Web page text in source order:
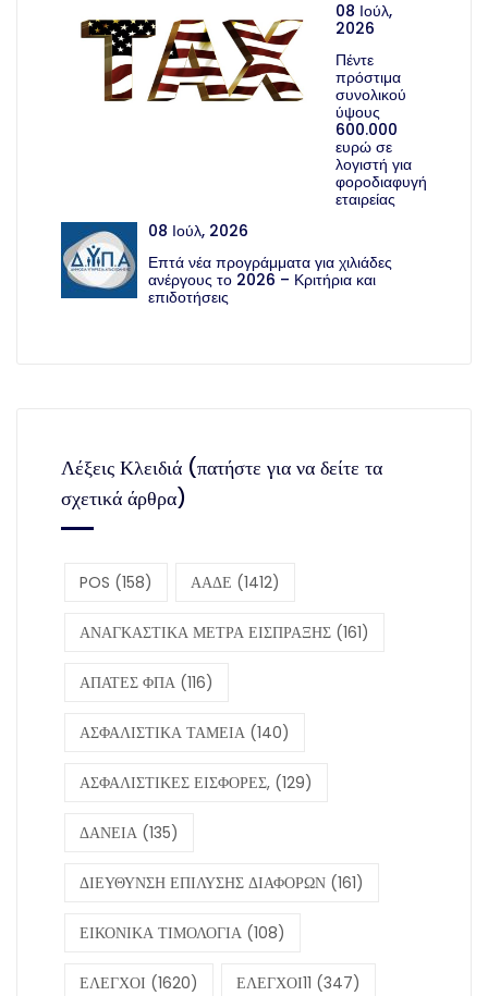
08 Ιούλ,
2026
Πέντε
πρόστιμα
συνολικού
ύψους
600.000
ευρώ σε
λογιστή για
φοροδιαφυγή
εταιρείας
08 Ιούλ, 2026
Επτά νέα προγράμματα για χιλιάδες
ανέργους το 2026 – Κριτήρια και
επιδοτήσεις
Λέξεις Κλειδιά (πατήστε για να δείτε τα
σχετικά άρθρα)
POS (158) ΑΑΔΕ (1412)
ΑΝΑΓΚΑΣΤΙΚΑ ΜΕΤΡΑ ΕΙΣΠΡΑΞΗΣ (161)
ΑΠΑΤΕΣ ΦΠΑ (116)
ΑΣΦΑΛΙΣΤΙΚΑ ΤΑΜΕΙΑ (140)
ΑΣΦΑΛΙΣΤΙΚΕΣ ΕΙΣΦΟΡΕΣ, (129)
ΔΑΝΕΙΑ (135)
ΔΙΕΥΘΥΝΣΗ ΕΠΙΛΥΣΗΣ ΔΙΑΦΟΡΩΝ (161)
ΕΙΚΟΝΙΚΑ ΤΙΜΟΛΟΓΙΑ (108)
ΕΛΕΓΧΟΙ (1620) ΕΛΕΓΧΟΙ11 (347)